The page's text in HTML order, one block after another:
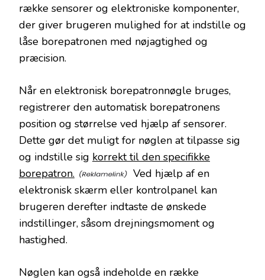
række sensorer og elektroniske komponenter,
der giver brugeren mulighed for at indstille og
låse borepatronen med nøjagtighed og
præcision.
Når en elektronisk borepatronnøgle bruges,
registrerer den automatisk borepatronens
position og størrelse ved hjælp af sensorer.
Dette gør det muligt for nøglen at tilpasse sig
og indstille sig korrekt til den specifikke
borepatron.
Ved hjælp af en
elektronisk skærm eller kontrolpanel kan
brugeren derefter indtaste de ønskede
indstillinger, såsom drejningsmoment og
hastighed.
Nøglen kan også indeholde en række